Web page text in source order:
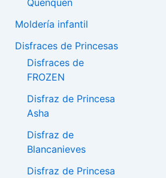
Moldería infantil
Disfraces de Princesas
Disfraces de
FROZEN
Disfraz de Princesa
Asha
Disfraz de
Blancanieves
Disfraz de Princesa